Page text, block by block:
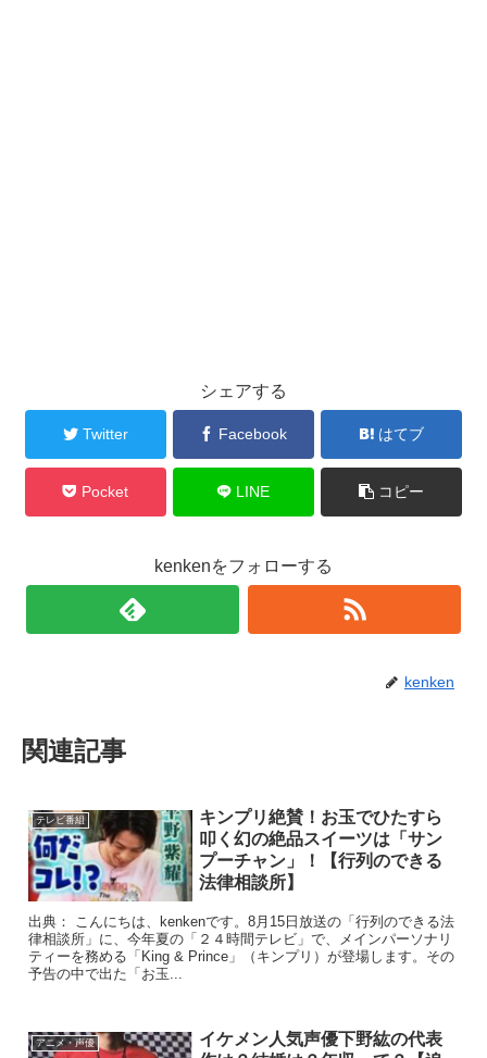
シェアする
Twitter Facebook はてブ
Pocket LINE コピー
kenkenをフォローする
kenken
関連記事
テレビ番組
キンプリ絶賛！お玉でひたすら
叩く幻の絶品スイーツは「サン
プーチャン」！【行列のできる
法律相談所】
出典： こんにちは、kenkenです。8月15日放送の「行列のできる法
律相談所」に、今年夏の「２４時間テレビ」で、メインパーソナリ
ティーを務める「King & Prince」（キンプリ）が登場します。その
予告の中で出た「お玉...
アニメ・声優
イケメン人気声優下野紘の代表